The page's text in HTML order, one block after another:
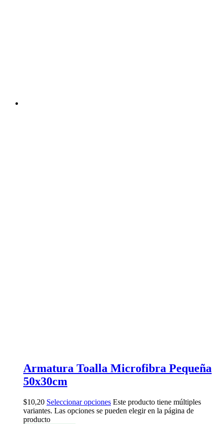
Armatura Toalla Microfibra Pequeña
50x30cm
$10,20 Seleccionar opciones Este producto tiene múltiples
variantes. Las opciones se pueden elegir en la página de
producto